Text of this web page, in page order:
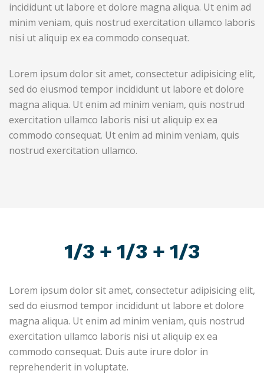
incididunt ut labore et dolore magna aliqua. Ut enim ad
minim veniam, quis nostrud exercitation ullamco laboris
nisi ut aliquip ex ea commodo consequat.
Lorem ipsum dolor sit amet, consectetur adipisicing elit,
sed do eiusmod tempor incididunt ut labore et dolore
magna aliqua. Ut enim ad minim veniam, quis nostrud
exercitation ullamco laboris nisi ut aliquip ex ea
commodo consequat. Ut enim ad minim veniam, quis
nostrud exercitation ullamco.
1/3 + 1/3 + 1/3
Lorem ipsum dolor sit amet, consectetur adipisicing elit,
sed do eiusmod tempor incididunt ut labore et dolore
magna aliqua. Ut enim ad minim veniam, quis nostrud
exercitation ullamco laboris nisi ut aliquip ex ea
commodo consequat. Duis aute irure dolor in
reprehenderit in voluptate.